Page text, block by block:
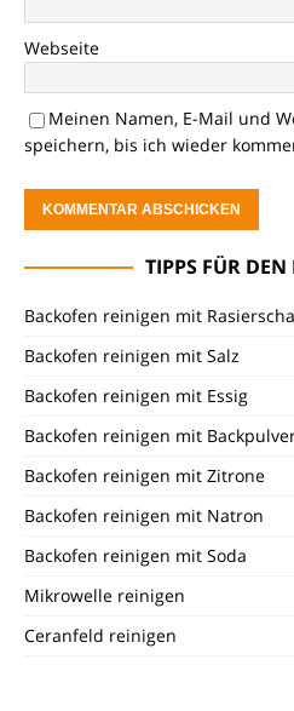
Webseite
Meinen Namen, E-Mail und
speichern, bis ich wieder
TIPPS FÜR
Backofen reinigen mit
Backofen reinigen mit Salz
Backofen reinigen mit Essig
Backofen reinigen mit
Backofen reinigen mit Zitrone
Backofen reinigen mit Natron
Backofen reinigen mit Soda
Mikrowelle reinigen
Ceranfeld reinigen